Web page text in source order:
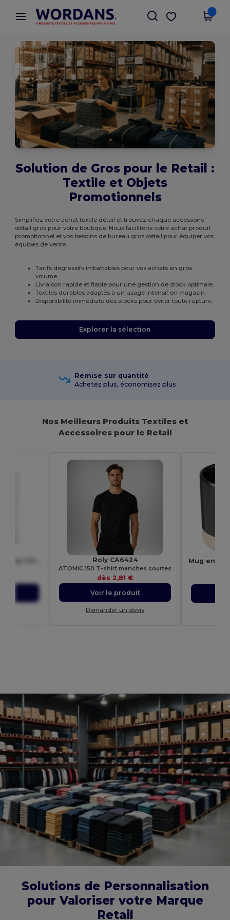
× Appli Wordans
Meilleurs prix sur l’app !
Obtenir l'appli
Solution de Gros pour le Retail :
Textile et Objets
Promotionnels
Simplifiez votre achat textile détail et trouvez chaque accessoire
détail gros pour votre boutique. Nous facilitons votre achat produit
promotionnel et vos besoins de bureau gros détail pour équiper vos
équipes de vente.
Tarifs dégressifs imbattables pour vos achats en gros
volume.
Livraison rapide et fiable pour une gestion de stock optimale.
Textiles durables adaptés à un usage intensif en magasin.
Disponibilité immédiate des stocks pour éviter toute rupture.
Explorer la sélection
Remise sur quantité
Achetez plus, économisez plus
Nos Meilleurs Produits Textiles et
Accessoires pour le Retail
Roly CA6424
ATOMIC 150 T-shirt manches courtes
dès 2,81 €
Voir le produit
Demander un devis
Solutions de Personnalisation
pour Valoriser votre Marque
Retail